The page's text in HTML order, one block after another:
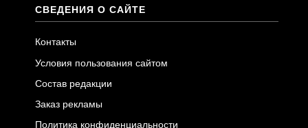
СВЕДЕНИЯ О САЙТЕ
Контакты
Условия пользования сайтом
Состав редакции
Заказ рекламы
Политика конфиденциальности